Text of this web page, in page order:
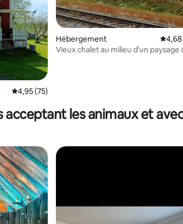
: 4,82 sur 5
Évaluation moyenne sur la base de 75
4,95 (75)
Hébergement
4,68
Vieux chalet au milieu d'un paysage
acceptant les animaux et